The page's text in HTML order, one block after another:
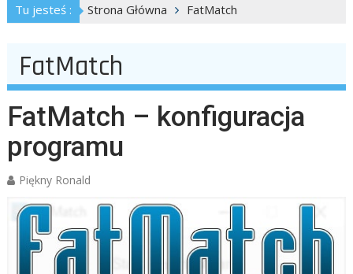
Tu jesteś : Strona Główna FatMatch
FatMatch
FatMatch – konfiguracja
programu
Piękny Ronald